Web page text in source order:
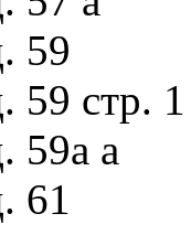
59
59 стр.
59а а
61